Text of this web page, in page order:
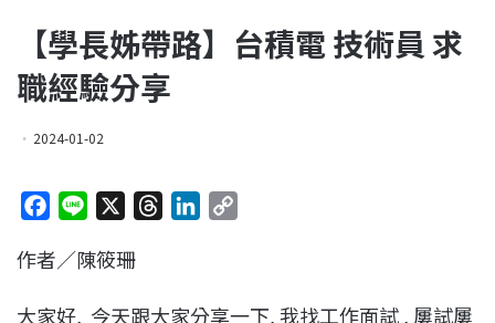
【學長姊帶路】台積電 技術員 求
職經驗分享
2024-01-02
c
n
作者／陳筱珊
大家好, 今天跟大家分享一下, 我找工作面試 , 屢試屢